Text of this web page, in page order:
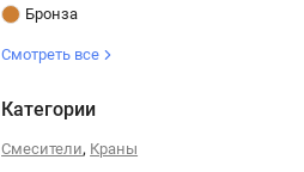
Бронза
Смотреть все
Категории
Смесители, Краны